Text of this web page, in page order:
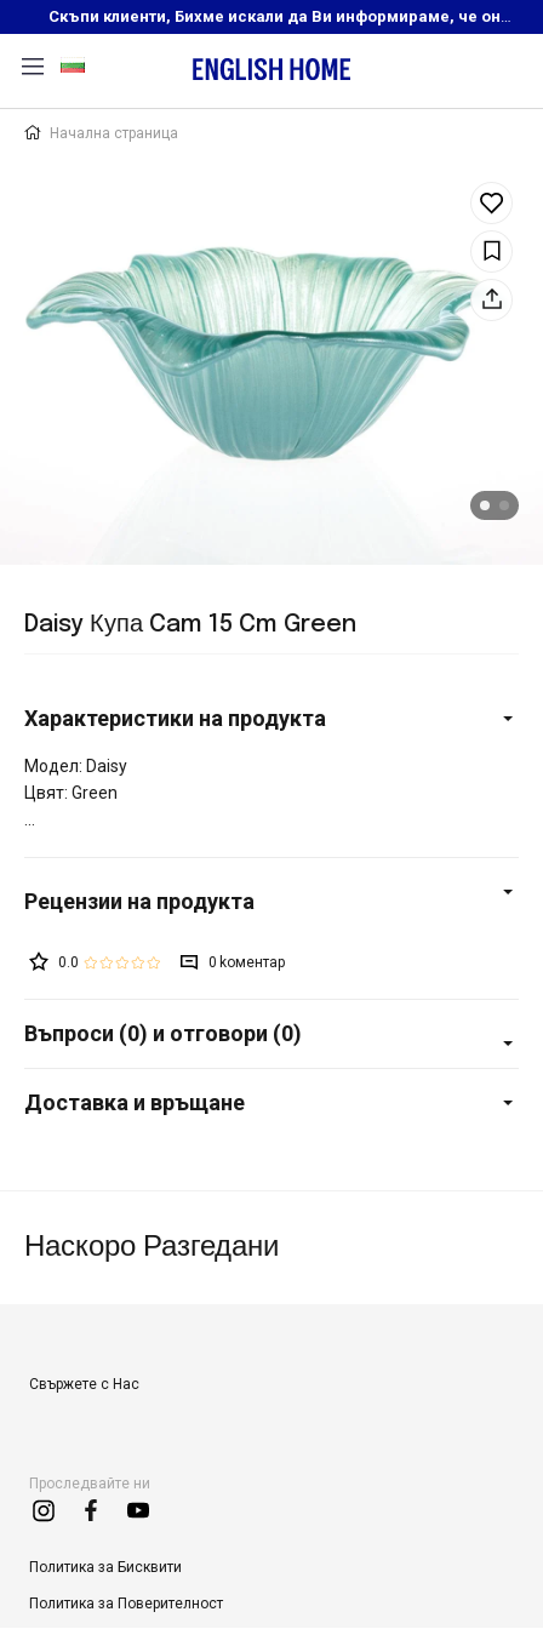
Скъпи клиенти, Бихме искали да Ви информираме, че онлайн магазинът на English Home преустановява своята дейност. Прекрасният ни и усмихнат екип ,Ви очаква в нашите физически магазини, където ще откриете любимите си продукти! Благодарим Ви, че сте част от семейството на Еnglish Home!
Начална страница
Daisy Купа Cam 15 Cm Green
Характеристики на продукта
Модел: Daisy
Цвят: Green
0.0 0
Въпроси (0) и отговори (0)
Доставка и връщане
Наскоро Разгедани
Свържете с Нас
Проследвайте ни
Политика за Бисквити
Политика за Поверителност